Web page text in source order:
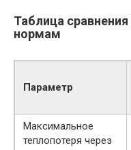
Таблица
нормам
Параметр
Максимальное
теплопотеря через